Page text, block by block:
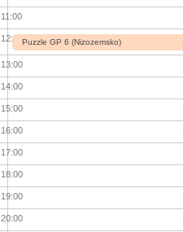
11:00
12:00Puzzle GP 6 (Nizozemsko)
13:00
14:00
15:00
16:00
17:00
18:00
19:00
20:00